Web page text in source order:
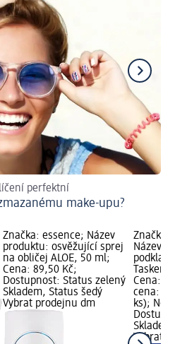
perfektní
make-upu?
Značka: essence; Název
produktu: osvěžující sprej
na obličej ALOE, 50 ml;
Cena: 89,50 Kč;
Dostupnost: Status zelený
Skladem, Status šedý
Vybrat prodejnu dm
Značka:
Název
Tasker
Cena:
cena: 1
ks);
Vybrat